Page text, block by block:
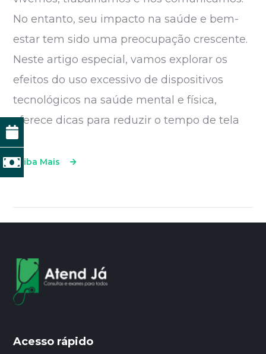
No entanto, seu impacto na saúde e bem-
estar tem sido uma preocupação crescente.
Neste artigo especial, vamos explorar os
efeitos do uso excessivo de dispositivos
tecnológicos na saúde mental e física,
oferece dicas para reduzir o tempo de tela
Saiba Mais
Acesso rápido